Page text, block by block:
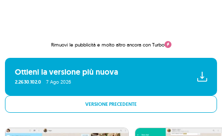
Rimuovi le pubblicità e molto altro ancora con Turbo
Ottieni la versione più nuova
2.2630.102.0 7 Ago 2026
VERSIONE PRECEDENTE